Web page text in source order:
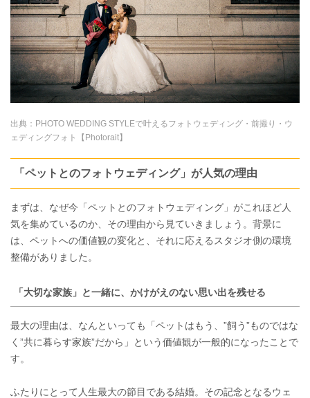
出典： PHOTO WEDDING STYLEで叶えるフォトウェディング・前撮り・ウ
ェディングフォト【Photorait】
「ペットとのフォトウェディング」が人気の理由
まずは、なぜ今「ペットとのフォトウェディング」がこれほど人
気を集めているのか、その理由から見ていきましょう。背景に
は、ペットへの価値観の変化と、それに応えるスタジオ側の環境
整備がありました。
「大切な家族」と一緒に、かけがえのない思い出を残せる
最大の理由は、なんといっても「ペットはもう、”飼う”ものではな
く”共に暮らす家族”だから」という価値観が一般的になったことで
す。
ふたりにとって人生最大の節目である結婚。その記念となるウェ